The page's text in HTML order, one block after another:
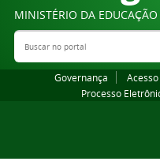
MINISTÉRIO DA EDUCAÇÃO
Buscar no portal
Governança
Processo